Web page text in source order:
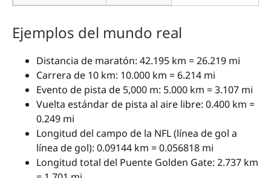
Ejemplos del mundo real
Distancia de maratón: 42.195 km = 26.219 mi
Carrera de 10 km: 10.000 km = 6.214 mi
Evento de pista de 5,000 m: 5.000 km = 3.107 mi
Vuelta estándar de pista al aire libre: 0.400 km =
0.249 mi
Longitud del campo de la NFL (línea de gol a
línea de gol): 0.09144 km = 0.056818 mi
Longitud total del Puente Golden Gate: 2.737 km